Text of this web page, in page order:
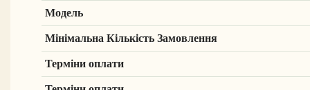
Модель
Мінімальна Кількість Замовлення
Терміни оплати